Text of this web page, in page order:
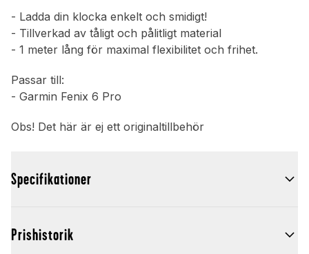
- Ladda din klocka enkelt och smidigt!
- Tillverkad av tåligt och pålitligt material
- 1 meter lång för maximal flexibilitet och frihet.
Passar till:
- Garmin Fenix 6 Pro
Obs! Det här är ej ett originaltillbehör
Specifikationer
Prishistorik